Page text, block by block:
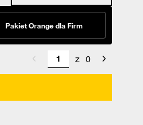
Pakiet Orange dla Firm
z 0